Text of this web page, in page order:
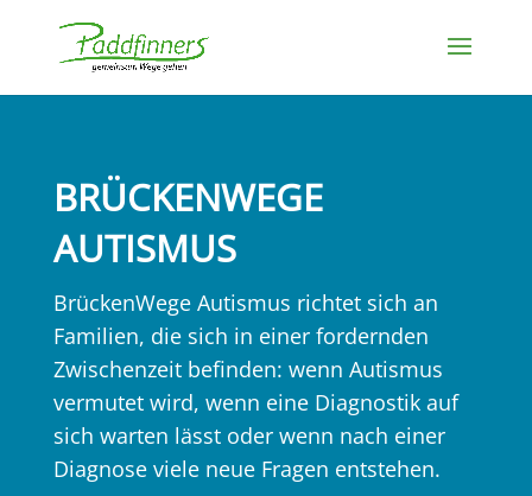
BRÜCKENWEGE
AUTISMUS
BrückenWege Autismus richtet sich an
Familien, die sich in einer fordernden
Zwischenzeit befinden: wenn Autismus
vermutet wird, wenn eine Diagnostik auf
sich warten lässt oder wenn nach einer
Diagnose viele neue Fragen entstehen.